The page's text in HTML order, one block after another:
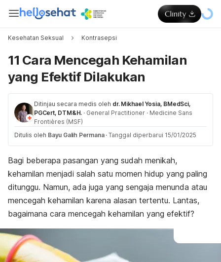
Kesehatan Seksual Kontrasepsi
11 Cara Mencegah Kehamilan
yang Efektif Dilakukan
Ditinjau secara medis oleh dr. Mikhael Yosia, BMedSci,
PGCert, DTM&H. · General Practitioner · Medicine Sans
Frontières (MSF)
Ditulis oleh Bayu Galih Permana · Tanggal diperbarui 15/01/2025
Bagi beberapa pasangan yang sudah menikah,
kehamilan menjadi salah satu momen hidup yang paling
ditunggu. Namun, ada juga yang sengaja menunda atau
mencegah kehamilan karena alasan tertentu. Lantas,
bagaimana cara mencegah kehamilan yang efektif?